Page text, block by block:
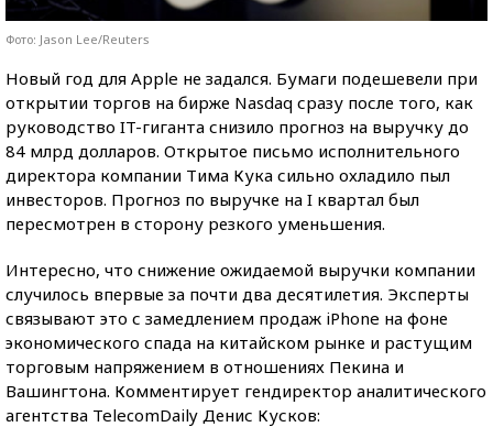
Фото: Jason Lee/Reuters
Новый год для Apple не задался. Бумаги подешевели при
открытии торгов на бирже Nasdaq сразу после того, как
руководство IT-гиганта снизило прогноз на выручку до
84 млрд долларов. Открытое письмо исполнительного
директора компании Тима Кука сильно охладило пыл
инвесторов. Прогноз по выручке на I квартал был
пересмотрен в сторону резкого уменьшения.
Интересно, что снижение ожидаемой выручки компании
случилось впервые за почти два десятилетия. Эксперты
связывают это с замедлением продаж iPhone на фоне
экономического спада на китайском рынке и растущим
торговым напряжением в отношениях Пекина и
Вашингтона. Комментирует гендиректор аналитического
агентства TelecomDaily Денис Кусков: